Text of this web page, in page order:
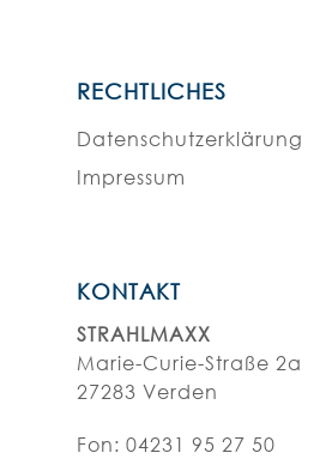
RECHTLICHES
Datenschutzerklärung
Impressum
KONTAKT
STRAHLMAXX
Marie-Curie-Straße 2a
27283 Verden
Fon: 04231 95 27 50